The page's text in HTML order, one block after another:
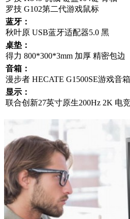
罗技 G102第二代游戏鼠标
蓝牙：
秋叶原 USB蓝牙适配器5.0 黑
桌垫：
得力 800*300*3mm 加厚 精密包边
音箱：
漫步者 HECATE G1500SE游戏音
显示：
联合创新27英寸原生200Hz 2K 电